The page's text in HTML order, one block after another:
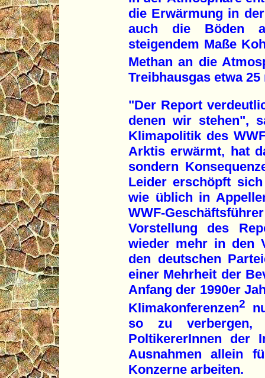
die Erwärmung in
auch die Böden
steigendem Maße
Methan an die
Treibhausgas etwa
"Der Report
denen wir stehen",
Klimapolitik des
Arktis erwärmt, hat
sondern
Leider erschöpft
wie üblich in
WWF-
Vorstellung des
wieder mehr in den
den deutschen
einer Mehrheit der
Anfang der 1990er
Klimakonferenzen2
so zu verbergen,
PoltikererInnen der
Ausnahmen allein
Konzerne arbeiten.